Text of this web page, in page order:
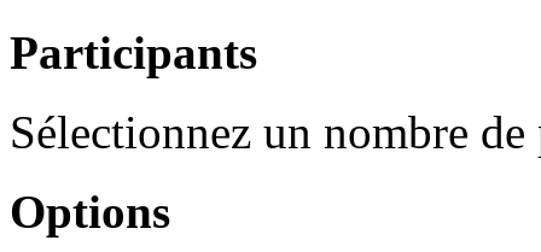
Participants
Sélectionnez un nombre
Options